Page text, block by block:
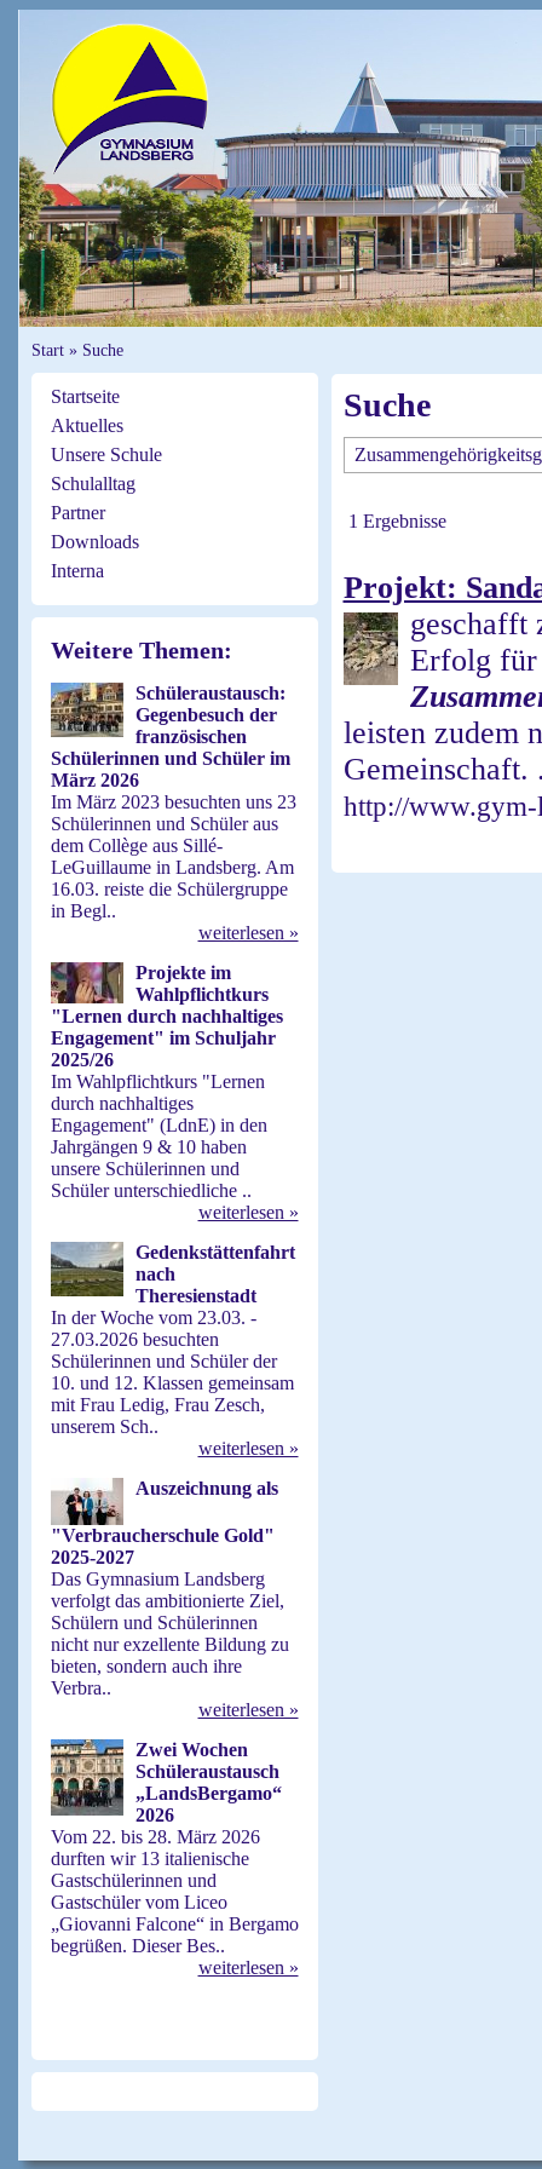
Start» Suche
Startseite
Aktuelles
Unsere Schule
Schulalltag
Partner
Downloads
Interna
Weitere Themen:
Schüleraustausch:
Gegenbesuch der
französischen
Schülerinnen und Schüler im
März 2026
Im März 2023 besuchten uns 23
Schülerinnen und Schüler aus
dem Collège aus Sillé-
LeGuillaume in Landsberg. Am
16.03. reiste die Schülergruppe
in Begl..
weiterlesen »
Projekte im
Wahlpflichtkurs
"Lernen durch nachhaltiges
Engagement" im Schuljahr
2025/26
Im Wahlpflichtkurs "Lernen
durch nachhaltiges
Engagement" (LdnE) in den
Jahrgängen 9 & 10 haben
unsere Schülerinnen und
Schüler unterschiedliche ..
weiterlesen »
Gedenkstättenfahrt
nach
Theresienstadt
In der Woche vom 23.03. -
27.03.2026 besuchten
Schülerinnen und Schüler der
10. und 12. Klassen gemeinsam
mit Frau Ledig, Frau Zesch,
unserem Sch..
weiterlesen »
Auszeichnung als
"Verbraucherschule Gold"
2025-2027
Das Gymnasium Landsberg
verfolgt das ambitionierte Ziel,
Schülern und Schülerinnen
nicht nur exzellente Bildung zu
bieten, sondern auch ihre
Verbra..
weiterlesen »
Zwei Wochen
Schüleraustausch
„LandsBergamo“
2026
Vom 22. bis 28. März 2026
durften wir 13 italienische
Gastschülerinnen und
Gastschüler vom Liceo
„Giovanni Falcone“ in Bergamo
begrüßen. Dieser Bes..
weiterlesen »
Suche
1 Ergebnisse
Projekt:
geschafft
Erfolg für
leisten zudem
Gemeinschaft.
http://www.gym-